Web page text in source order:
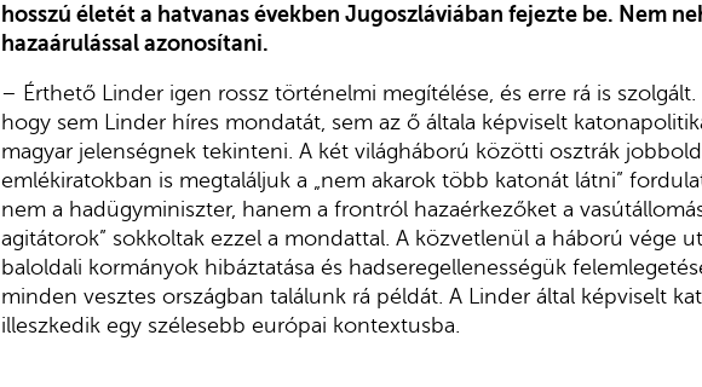
hosszú életét a hatvanas években Jugoszláviában fejezte be. Nem
hazaárulással azonosítani.
– Érthető Linder igen rossz történelmi megítélése, és erre rá is
hogy sem Linder híres mondatát, sem az ő általa képviselt
magyar jelenségnek tekinteni. A két világháború közötti osztrák
emlékiratokban is megtaláljuk a „nem akarok több katonát látni”
nem a hadügyminiszter, hanem a frontról hazaérkezőket a
agitátorok” sokkoltak ezzel a mondattal. A közvetlenül a háború vége
baloldali kormányok hibáztatása és hadseregellenességük
minden vesztes országban találunk rá példát. A Linder által képviselt
illeszkedik egy szélesebb európai kontextusba.